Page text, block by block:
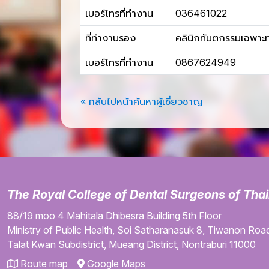
เบอร์โทรที่ทำงาน 036461022
ที่ทำงานรอง คลินิกทันตกรรมเฉพา
เบอร์โทรที่ทำงาน 0867624949
« กลับไปหน้าค้นหาผู้เชี่ยวชาญ
The Royal College of Dental Surgeons of
88/19 moo 4 Mahitala Dhibesra Building 5th Floor
Ministry of Public Health, Soi Satharanasuk 8, Tiwanon
Talat Kwan Subdistrict, Mueang District, Nontraburi 11000
Route map
Google Maps